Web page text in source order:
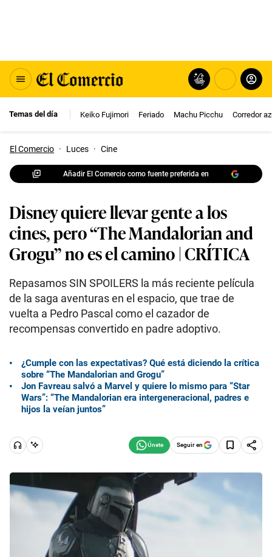
Temas del día Keiko Fujimori Feriado Machu Picchu Corredor
El Comercio · Luces · Cine
Añadir El Comercio como fuente preferida en
Disney quiere llevar gente a los
cines, pero “The Mandalorian and
Grogu” no es el camino | CRÍTICA
Repasamos SIN SPOILERS la más reciente película
de la saga aventuras en el espacio, que trae de
vuelta a Pedro Pascal como el cazador de
recompensas convertido en padre adoptivo.
¿Cumple con las expectativas? Qué está diciendo la crítica
sobre “The Mandalorian and Grogu”
Jon Favreau salvó a Marvel y quiere lo mismo para “Star
Wars”: “The Mandalorian era intergeneracional, padres e
hijos la veían juntos”
Seguir en